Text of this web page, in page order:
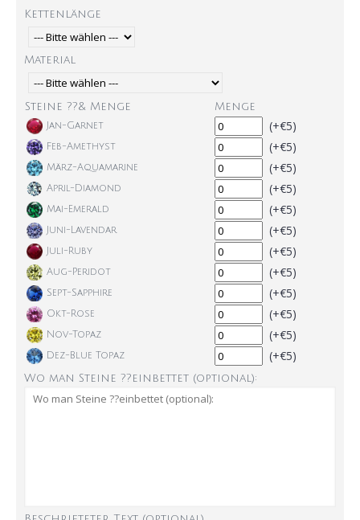
Kettenlänge
Material
Steine ??& Menge Menge
Jan-Garnet (+€5)
Feb-Amethyst (+€5)
März-Aquamarine (+€5)
April-Diamond (+€5)
Mai-Emerald (+€5)
Juni-Lavendar (+€5)
Juli-Ruby (+€5)
Aug-Peridot (+€5)
Sept-Sapphire (+€5)
Okt-Rose (+€5)
Nov-Topaz (+€5)
Dez-Blue Topaz (+€5)
Wo man Steine ??einbettet (optional):